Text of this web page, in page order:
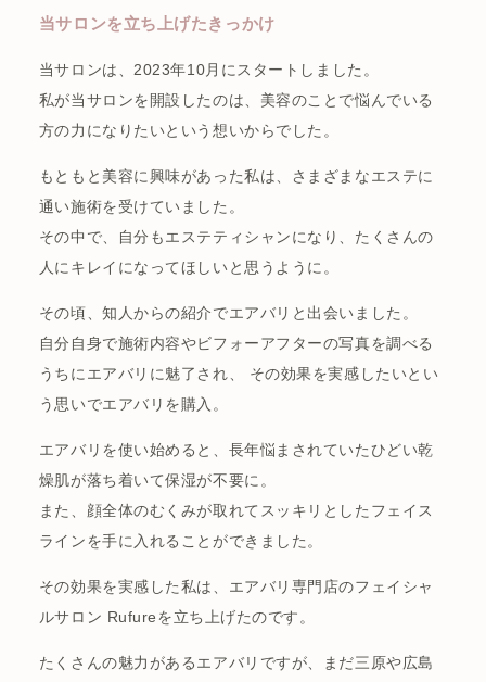
当サロンを立ち上げたきっかけ
当サロンは、2023年10月にスタートしました。
私が当サロンを開設したのは、美容のことで悩んでいる
方の力になりたいという想いからでした。
もともと美容に興味があった私は、さまざまなエステに
通い施術を受けていました。
その中で、自分もエステティシャンになり、たくさんの
人にキレイになってほしいと思うように。
その頃、知人からの紹介でエアバリと出会いました。
自分自身で施術内容やビフォーアフターの写真を調べる
うちにエアバリに魅了され、 その効果を実感したいとい
う思いでエアバリを購入。
エアバリを使い始めると、長年悩まされていたひどい乾
燥肌が落ち着いて保湿が不要に。
また、顔全体のむくみが取れてスッキリとしたフェイス
ラインを手に入れることができました。
その効果を実感した私は、エアバリ専門店のフェイシャ
ルサロン Rufureを立ち上げたのです。
たくさんの魅力があるエアバリですが、まだ三原や広島